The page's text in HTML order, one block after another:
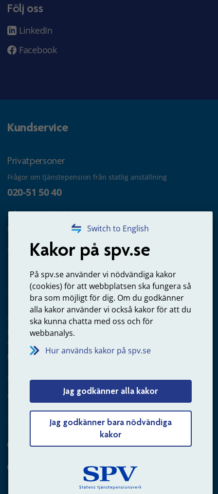
Switch to English
Kakor på spv.se
På spv.se använder vi nödvändiga kakor
(cookies) för att webbplatsen ska fungera så
bra som möjligt för dig. Om du godkänner
alla kakor använder vi också kakor för att du
ska kunna chatta med oss och för
webbanalys.
Hur används kakor på spv.se
Jag godkänner alla kakor
Jag godkänner bara nödvändiga
kakor
Följ oss
LinkedIn
Facebook
Kundservice
Privatpersoner
Frågor om tjänstepension från statlig anställning
020-51 50 40
Frågor om utbetalning
020-65 00 65
Kontakta oss
Arbetsgivare
Frågor om administration av tjänstepension från statlig
anställning
060-18 75 03
Kontakta oss
Arbetsgivare – skicka mejl till oss
Hitta svaret på din fråga
Andra sätt att kontakta oss